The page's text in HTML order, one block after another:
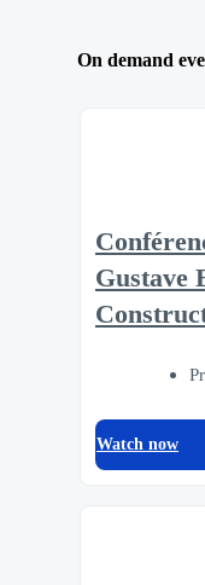
On demand
Gustave
Watch now